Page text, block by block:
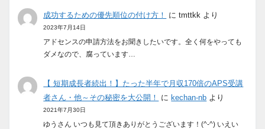
成功するための優先順位の付け方！ にtmttkk より
2023年7月14日
アドセンスの申請方法をお聞きしたいです。全く何をやっても
ダメなので、腐っています…
【 短期成長者続出！】たった半年で月収170倍のAPS受講
者さん・他～その秘密を大公開！
に kechan-nb より
2021年7月30日
ゆうさん いつも見て頂きありがとうございます！(^-^) いえい